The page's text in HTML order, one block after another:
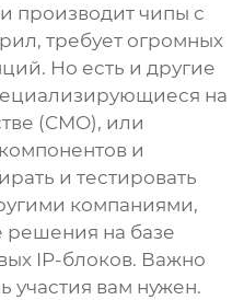
производит чипы с
требует огромных
Но есть и другие
на
(CMO), или
и
и тестировать
компаниями,
решения на базе
IP-блоков. Важно
участия вам нужен.